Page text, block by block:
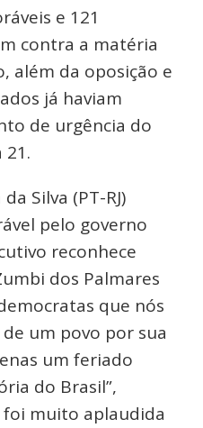
e 121
contra a matéria
além da oposição e
já haviam
de urgência do
Silva (PT-RJ)
pelo governo
reconhece
dos Palmares
que nós
um povo por sua
um feriado
do Brasil”,
muito aplaudida